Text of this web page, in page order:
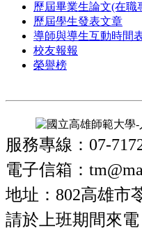
歷屆畢業生論文(在職
歷屆學生發表文章
導師與導生互動時間
校友報報
榮譽榜
服務專線：07-
電子信箱：
地址：802高雄市
請於上班期間來